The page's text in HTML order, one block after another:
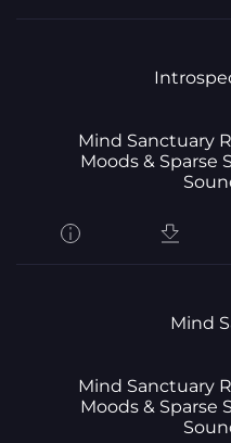
Mind Sanctuary
Moods & Sparse
Mind
Mind Sanctuary
Moods & Sparse